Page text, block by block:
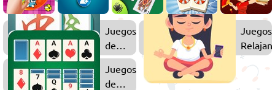
Juegos
de
Mahjong
Juegos
Juegos
de